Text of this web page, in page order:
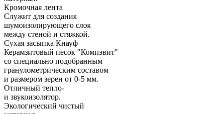
Кромочная лента
Служит для создания
шумоизолирующего слоя
между стеной и стяжкой.
Сухая засыпка Кнауф
Керамзитовый песок "Компэвит"
со специально подобранным
гранулометрическим составом
и размером зерен от 0-5 мм.
Отличный тепло-
и звукоизолятор.
Экологический чистый